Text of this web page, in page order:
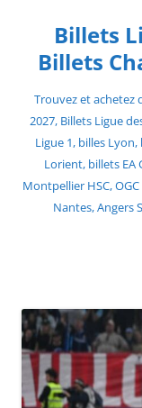
contentBillets
Billets
Trouvez et achetez
2027, Billets Ligue
Ligue 1, billes Lyon,
Lorient, billets EA
Montpellier HSC,
Nantes, Angers